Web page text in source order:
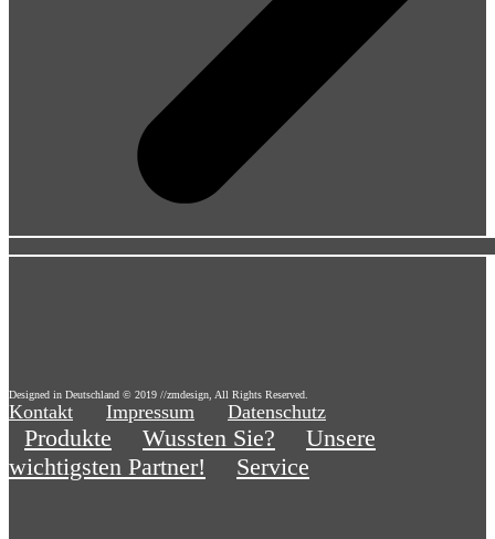
Designed in Deutschland © 2019 //zmdesign, All Rights Reserved.
Kontakt Impressum Datenschutz
Produkte Wussten Sie?
Unsere
wichtigsten Partner!
Service